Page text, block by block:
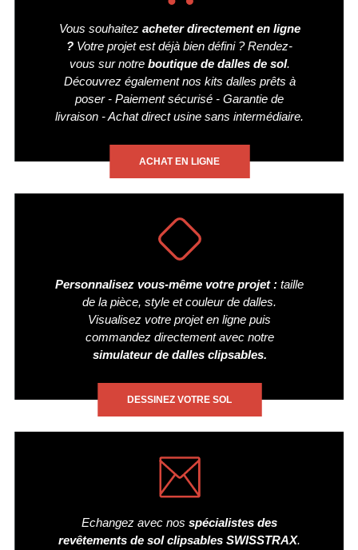
Vous souhaitez acheter directement en ligne
? Votre projet est déjà bien défini ? Rendez-
vous sur notre boutique de dalles de sol.
Découvrez également nos kits dalles prêts à
poser - Paiement sécurisé - Garantie de
livraison - Achat direct usine sans intermédiaire.
ACHAT EN LIGNE
Personnalisez vous-même votre projet : taille
de la pièce, style et couleur de dalles.
Visualisez votre projet en ligne puis
commandez directement avec notre
simulateur de dalles clipsables.
DESSINEZ VOTRE SOL
Echangez avec nos spécialistes des
revêtements de sol clipsables SWISSTRAX.